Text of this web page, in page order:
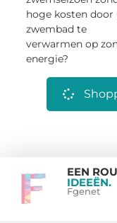
hoge kosten door
zwembad te
verwarmen op
energie?
EEN
IDEEËN.
Fgenet